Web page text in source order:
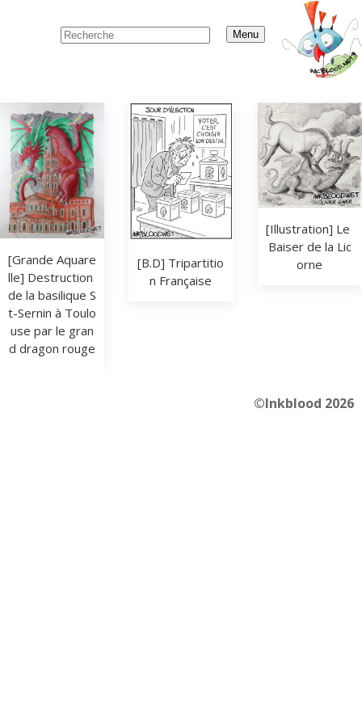
Menu
[Grande Aquare
lle] Destruction
de la basilique S
t-Sernin à Toulo
use par le gran
d dragon rouge
[B.D] Tripartitio
n Française
[Illustration] Le
Baiser de la Lic
orne
©Inkblood 2026